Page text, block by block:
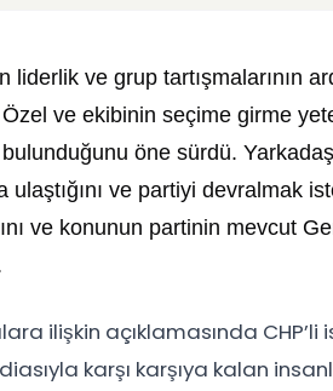
liderlik ve grup tartışmalarının
ve ekibinin seçime girme
öne sürdü.
ulaştığını ve partiyi devralmak
ve konunun partinin mevcut
ilişkin açıklamasında
karşı karşıya kalan